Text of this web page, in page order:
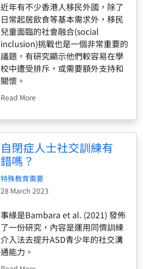
近年有不少香港人移民外國，除了
日常起居飲食等基本需求外，移民
兒童面臨的社會融合(social
inclusion)挑戰也是一個非常重要的
議題，有研究顯示他們較容易在學
校中遭受排斥，或需要額外支持和
關懷。
Read More
自閉症人士社交訓練有
錯嗎？
特殊教育需要
28 March 2023
事緣是Bambara et al. (2021) 發佈
了一份研究，內容是運用同儕訓練
介入法去提升ASD青少年的社交溝
通能力。